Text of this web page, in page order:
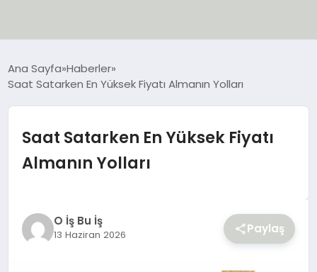
GÜNCEL
SIYASET
YAŞAM
Ana Sayfa Haberler
Saat Satarken En Yüksek Fiyatı Almanın Yolları
Saat Satarken En Yüksek Fiyatı
Almanın Yolları
O İş Bu İş
13 Haziran 2026 Paylaş